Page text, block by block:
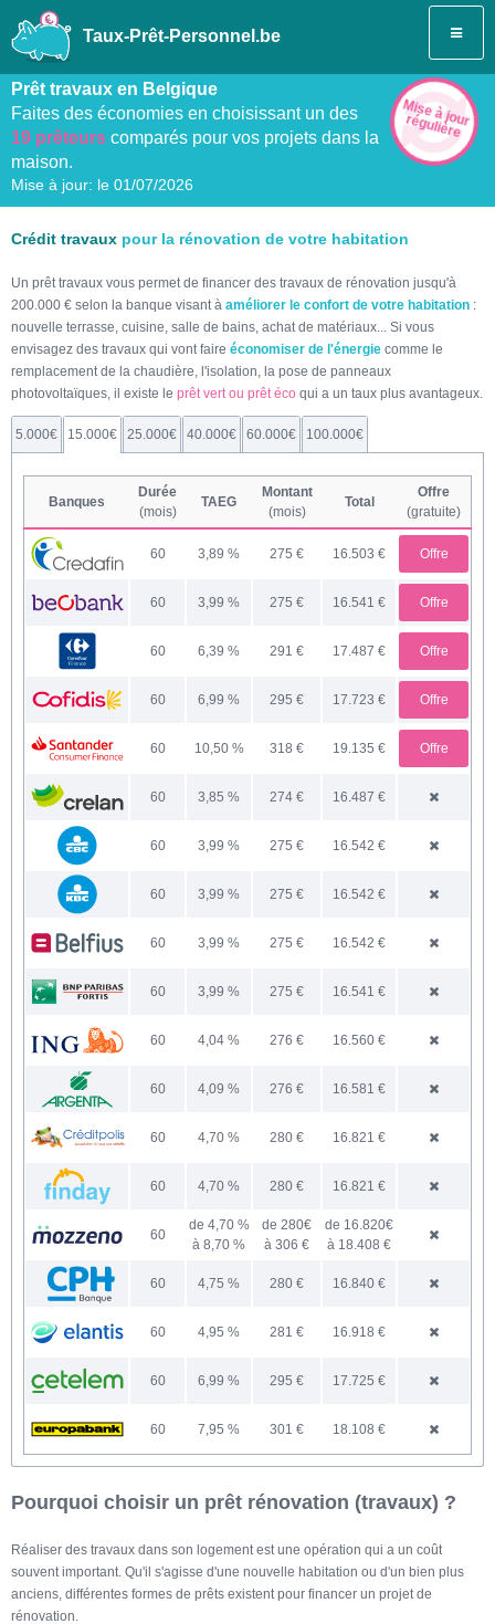
Taux-Prêt-Personnel.be
Prêt travaux en Belgique
Faites des économies en choisissant un des
19 prêteurs comparés pour vos projets dans la
maison.
Mise à jour: le 01/07/2026
Mise à jour
régulière
Crédit travaux pour la rénovation de votre habitation
Un prêt travaux vous permet de financer des travaux de rénovation jusqu'à
200.000 € selon la banque visant à améliorer le confort de votre habitation :
nouvelle terrasse, cuisine, salle de bains, achat de matériaux... Si vous
envisagez des travaux qui vont faire économiser de l'énergie comme le
remplacement de la chaudière, l'isolation, la pose de panneaux
photovoltaïques, il existe le prêt vert ou prêt éco qui a un taux plus avantageux.
5.000€ 15.000€ 25.000€ 40.000€ 60.000€ 100.000€
Banques
Durée
(mois)
TAEG
Montant
(mois)
Total
Offre
(gratuite)
60 3,89 275 16.503 Offre
60 3,99 275 16.541 Offre
60 6,39 291 17.487 Offre
60 6,99 295 17.723 Offre
60 10,50 318 19.135 Offre
60 3,85 274 16.487
60 3,99 275 16.542
60 3,99 275 16.542
60 3,99 275 16.542
60 3,99 275 16.541
60 4,04 276 16.560
60 4,09 276 16.581
60 4,70 280 16.821
60 4,70 280 16.821
60
de 4,70 %
à 8,70
de 280€
à 306
de 16.820€
à 18.408
60 4,75 280 16.840
60 4,95 281 16.918
60 6,99 295 17.725
60 7,95 301 18.108
Pourquoi choisir un prêt rénovation (travaux) ?
Réaliser des travaux dans son logement est une opération qui a un coût
souvent important. Qu'il s'agisse d'une nouvelle habitation ou d'un bien plus
anciens, différentes formes de prêts existent pour financer un projet de
rénovation.